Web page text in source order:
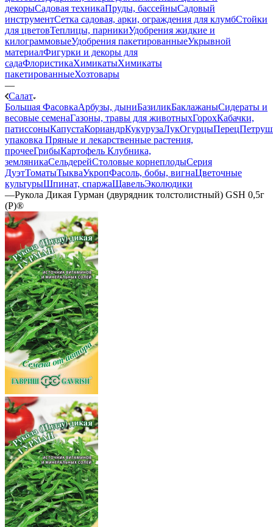
декорыСадовая техникаПруды, бассейныСадовый
инструментСетка садовая, арки, ограждения для клумбСтойки
для цветовТеплицы, парникиУдобрения жидкие и
килограммовыеУдобрения пакетированныеУкрывной
материалФигурки и декоры для
садаФлористикаХимикатыХимикаты
пакетированныеХозтовары
—
Салат
Большая ФасовкаАрбузы, дыниБазиликБаклажаныСидераты и
весовые семенаГазоны, травы для животныхГорохКабачки,
патиссоныКапустаКориандрКукурузаЛукОгурцыПерец
упаковка Пряные и лекарственные растения,
прочееГрибыКартофель Клубника,
земляникаСельдерейСтоловые корнеплодыСерия
ДуэтТоматыТыкваУкропФасоль, бобы, вигнаЦветочные
культурыШпинат, спаржаЩавельЭколюдики
—Рукола Дикая Гурман (двурядник толстолистный) GSH 0,5г
(Р)®